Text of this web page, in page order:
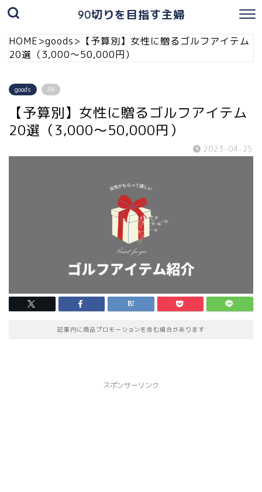
90切りを目指す主婦
HOME>goods> 【予算別】女性に贈るゴルフアイテム
20選（3,000〜50,000円）
goods PR
【予算別】女性に贈るゴルフアイテム
20選（3,000〜50,000円）
2023-04-25
記事内に商品プロモーションを含む場合があります
スポンサーリンク